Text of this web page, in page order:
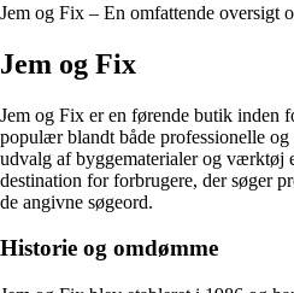
Jem og Fix – En omfattende oversigt
Jem og Fix
Jem og Fix er en førende butik inden
populær blandt både professionelle
udvalg af byggematerialer og værktøj
destination for forbrugere, der søger
de angivne søgeord.
Historie og omdømme